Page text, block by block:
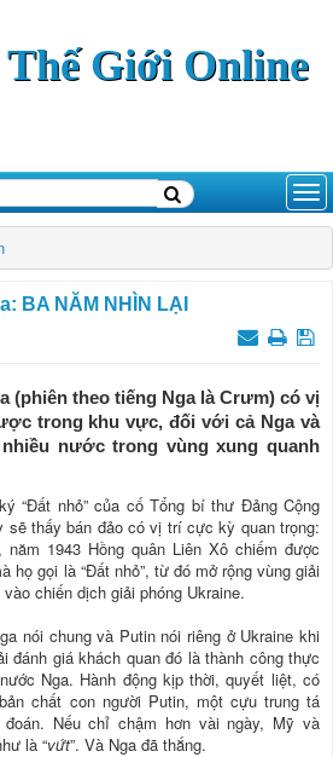
Giới Online
BA NĂM NHÌN LẠI
(phiên theo tiếng Nga là Crưm) có vị
trong khu vực, đối với cả Nga và
nước trong vùng xung quanh
“Đất nhỏ” của cố Tổng bí thư Đảng Cộng
sẽ thấy bán đảo có vị trí cực kỳ quan trọng:
năm 1943 Hồng quân Liên Xô chiếm được
họ gọi là “Đất nhỏ”, từ đó mở rộng vùng giải
chiến dịch giải phóng Ukraine.
nói chung và Putin nói riêng ở Ukraine khi
đánh giá khách quan đó là thành công thực
Nga. Hành động kịp thời, quyết liệt, có
chất con người Putin, một cựu trung tá
Nếu chỉ chậm hơn vài ngày, Mỹ và
là “vứt”. Và Nga đã thắng.